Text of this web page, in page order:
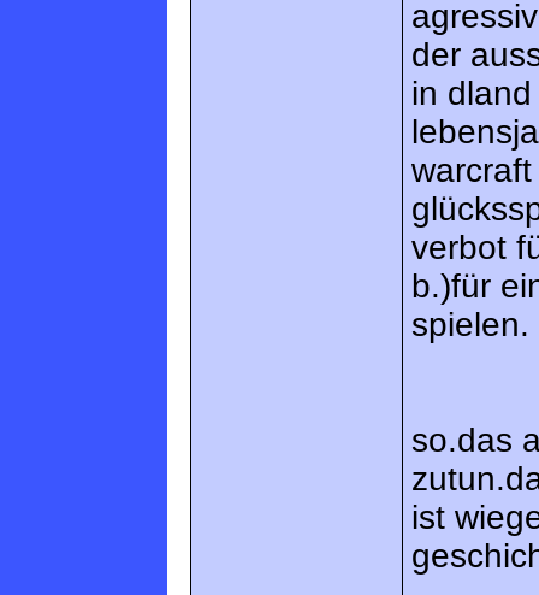
der
in
verbot
b.)für
spielen.
so.das
ist